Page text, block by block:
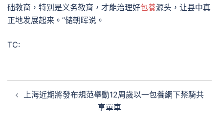
础教育，特别是义务教育，才能治理好包養源头，让县中真
正地发展起来。”储朝晖说。
TC:
章 上海近期將發布規范舉動12周歲以一包養網下禁騎共
享單車